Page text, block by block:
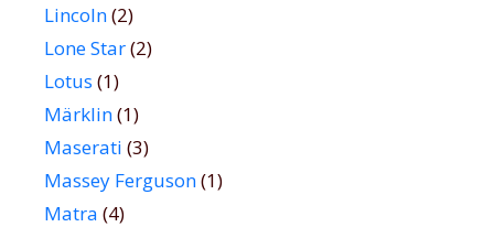
Lincoln(2)
Lone Star(2)
Lotus (1)
Märklin(1)
Maserati (3)
Massey Ferguson(1)
Matra (4)